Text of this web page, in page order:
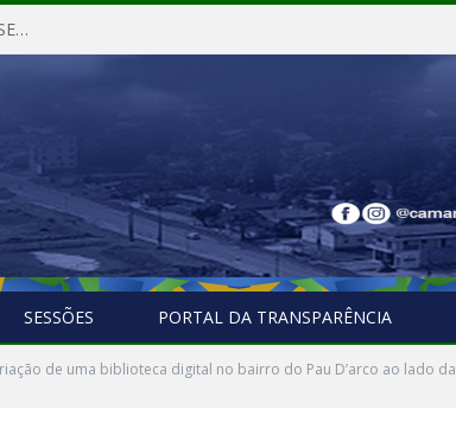
PROJETO DE LEI 002/2026 APROVADO POR UNANIMIDADE EM SESSÃO ORDINÁRIA NESTA QUINTA – FEIRA 28 DE MAIO DE 2026
SESSÕES PORTAL DA TRANSPARÊNCIA
de uma biblioteca digital no bairro do Pau D’arco ao lado da